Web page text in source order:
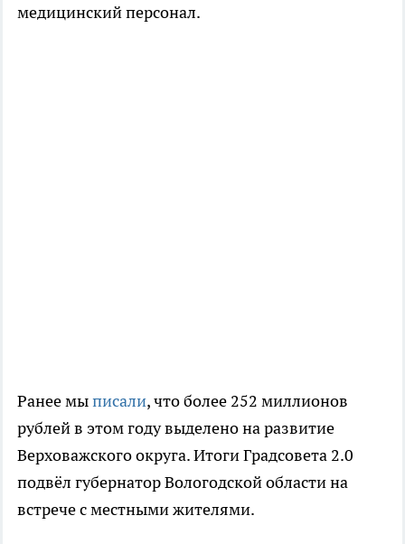
медицинский персонал.
Ранее мыписали, что более 252 миллионов
рублей в этом году выделено на развитие
Верховажского округа. Итоги Градсовета 2.0
подвёл губернатор Вологодской области на
встрече с местными жителями.